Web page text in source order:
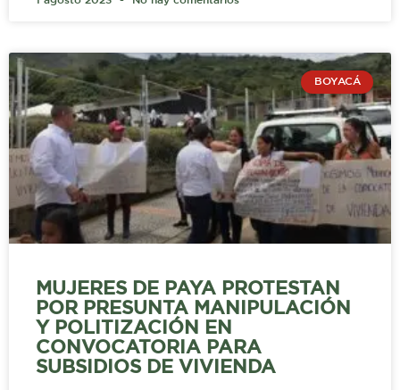
BOYACÁ
MUJERES DE PAYA PROTESTAN
POR PRESUNTA MANIPULACIÓN
Y POLITIZACIÓN EN
CONVOCATORIA PARA
SUBSIDIOS DE VIVIENDA